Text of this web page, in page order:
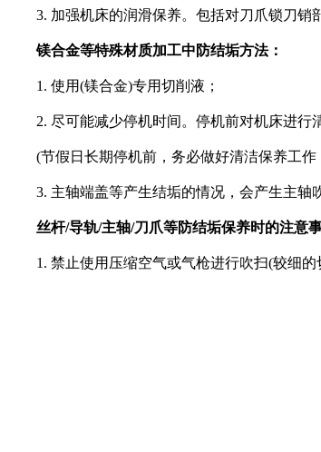
3. 加强机床的润滑保养。包括对刀爪锁刀销部
镁合金等特殊材质加工中防结垢方法：
1. 使用(镁合金)专用切削液；
2. 尽可能减少停机时间。停机前对机床进行
(节假日长期停机前，务必做好清洁保养工作
3. 主轴端盖等产生结垢的情况，会产生主轴吹
丝杆/导轨/主轴/刀爪等防结垢保养时的注意事
1. 禁止使用压缩空气或气枪进行吹扫(较细的